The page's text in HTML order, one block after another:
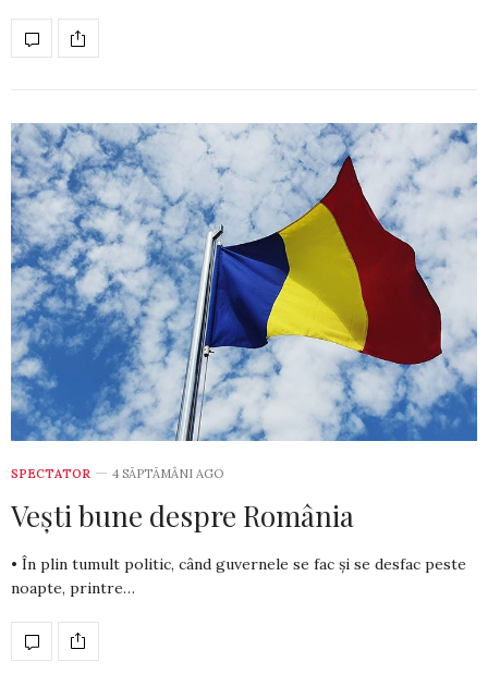
SPECTATOR 4 SĂPTĂMÂNI AGO
Vești bune despre România
• În plin tumult politic, când guvernele se fac și se desfac peste
noapte, printre…